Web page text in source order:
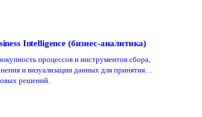
Intelligence (бизнес-аналитика)
процессов и инструментов сбора,
и визуализации данных для принятия
решений.